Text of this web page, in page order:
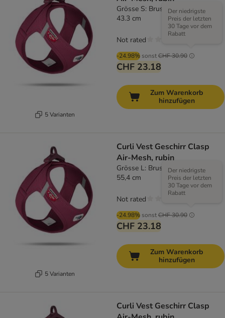
5 Varianten
Grösse S: Brustumfang 38,3 -
43.3 cm
-24.98% sonstCHF 30.90
Der niedrigste
Preis der letzten
30 Tage vor dem
Rabatt
CHF 23.18
Not rated
Zum Warenkorb
hinzufügen
5 Varianten
Curli Vest Geschirr Clasp
Air-Mesh, rubin
Grösse L: Brustumfang 49,1 -
55,4 cm
-24.98% sonstCHF 30.90
Der niedrigste
Preis der letzten
30 Tage vor dem
Rabatt
CHF 23.18
Not rated
Zum Warenkorb
hinzufügen
Curli Vest Geschirr Clasp